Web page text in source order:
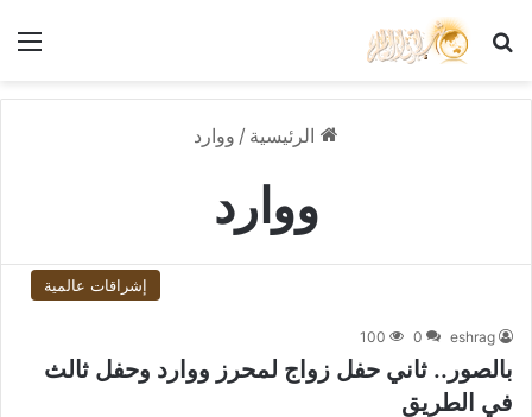
بحث عن
الرئيسية / ووارد
ووارد
إشراقات عالمية
eshrag
0
100
بالصور.. ثاني حفل زواج لمحرز ووارد وحفل ثالث
في الطريق